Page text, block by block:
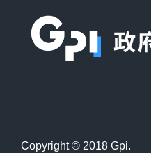
Copyright © 2018 Gpi.